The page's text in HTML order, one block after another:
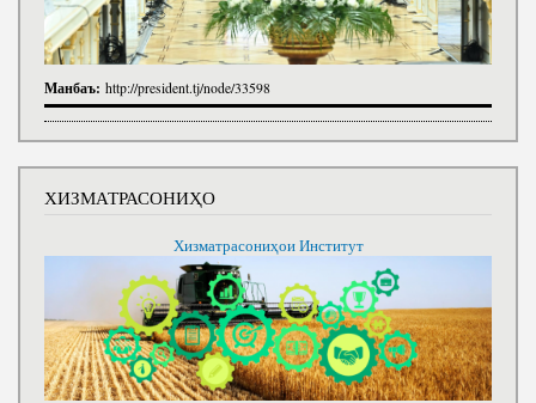
Манбаъ: http://president.tj/node/33598
ХИЗМАТРАСОНИҲО
Хизматрасониҳои Институт